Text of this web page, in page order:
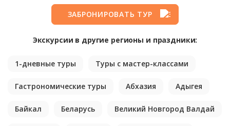
ЗАБРОНИРОВАТЬ ТУР
Экскурсии в другие регионы и праздники:
1-дневные туры Туры с мастер-классами
Гастрономические туры Абхазия Адыгея
Байкал Беларусь Великий Новгород Валдай